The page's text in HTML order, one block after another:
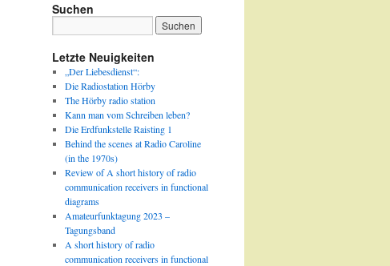
Suchen
Letzte Neuigkeiten
„Der Liebesdienst“:
Die Radiostation Hörby
The Hörby radio station
Kann man vom Schreiben leben?
Die Erdfunkstelle Raisting 1
Behind the scenes at Radio Caroline
(in the 1970s)
Review of A short history of radio
communication receivers in functional
diagrams
Amateurfunktagung 2023 –
Tagungsband
A short history of radio
communication receivers in functional